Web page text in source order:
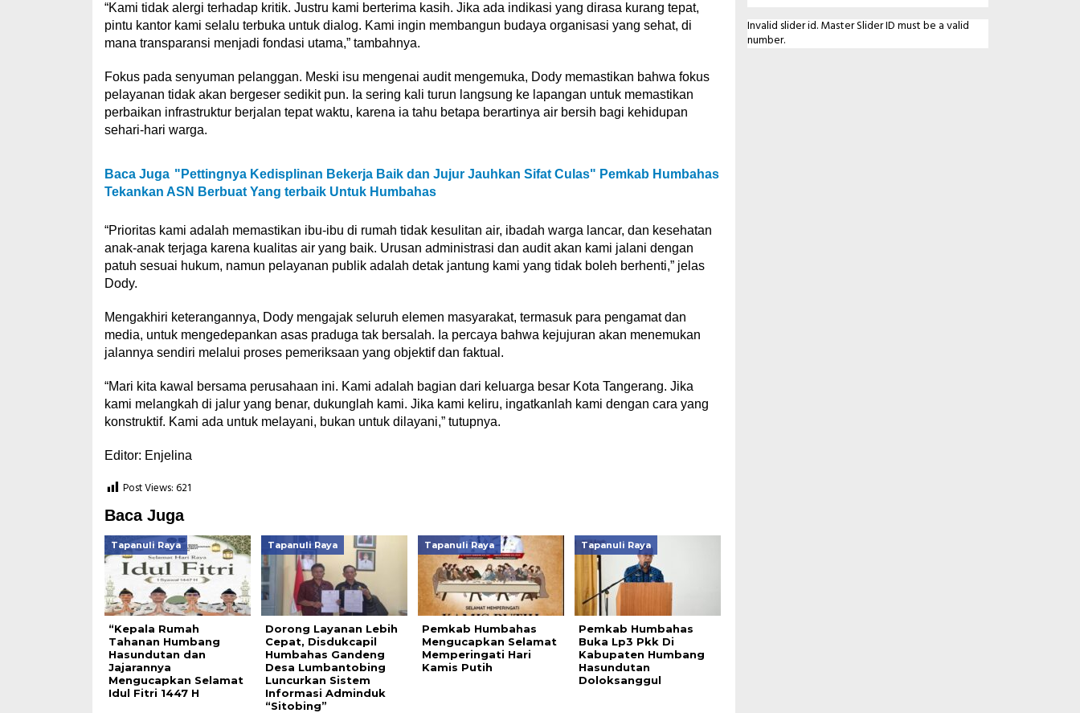
“Kami tidak alergi terhadap kritik. Justru kami berterima kasih. Jika ada indikasi yang dirasa kurang tepat,
pintu kantor kami selalu terbuka untuk dialog. Kami ingin membangun budaya organisasi yang sehat, di
mana transparansi menjadi fondasi utama,” tambahnya.
Fokus pada senyuman pelanggan. Meski isu mengenai audit mengemuka, Dody memastikan bahwa fokus
pelayanan tidak akan bergeser sedikit pun. Ia sering kali turun langsung ke lapangan untuk memastikan
perbaikan infrastruktur berjalan tepat waktu, karena ia tahu betapa berartinya air bersih bagi kehidupan
sehari-hari warga.
Baca Juga "Pettingnya Kedisplinan Bekerja Baik dan Jujur Jauhkan Sifat Culas" Pemkab Humbahas
Tekankan ASN Berbuat Yang terbaik Untuk Humbahas
“Prioritas kami adalah memastikan ibu-ibu di rumah tidak kesulitan air, ibadah warga lancar, dan kesehatan
anak-anak terjaga karena kualitas air yang baik. Urusan administrasi dan audit akan kami jalani dengan
patuh sesuai hukum, namun pelayanan publik adalah detak jantung kami yang tidak boleh berhenti,” jelas
Dody.
Mengakhiri keterangannya, Dody mengajak seluruh elemen masyarakat, termasuk para pengamat dan
media, untuk mengedepankan asas praduga tak bersalah. Ia percaya bahwa kejujuran akan menemukan
jalannya sendiri melalui proses pemeriksaan yang objektif dan faktual.
“Mari kita kawal bersama perusahaan ini. Kami adalah bagian dari keluarga besar Kota Tangerang. Jika
kami melangkah di jalur yang benar, dukunglah kami. Jika kami keliru, ingatkanlah kami dengan cara yang
konstruktif. Kami ada untuk melayani, bukan untuk dilayani,” tutupnya.
Editor: Enjelina
Post Views:621
Baca Juga
Tapanuli Raya
“Kepala Rumah
Tahanan Humbang
Hasundutan dan
Jajarannya
Mengucapkan Selamat
Idul Fitri 1447 H
Tapanuli Raya
Dorong Layanan Lebih
Cepat, Disdukcapil
Humbahas Gandeng
Desa Lumbantobing
Luncurkan Sistem
Informasi Adminduk
“Sitobing”
Tapanuli Raya
Pemkab Humbahas
Mengucapkan Selamat
Memperingati Hari
Kamis Putih
Tapanuli Raya
Pemkab Humbahas
Buka Lp3 Pkk Di
Kabupaten Humbang
Hasundutan
Doloksanggul
Invalid slider id. Master Slider ID must be a valid
number.